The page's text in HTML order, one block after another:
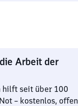
Arbeit der
hilft seit über 100
– kostenlos, offen